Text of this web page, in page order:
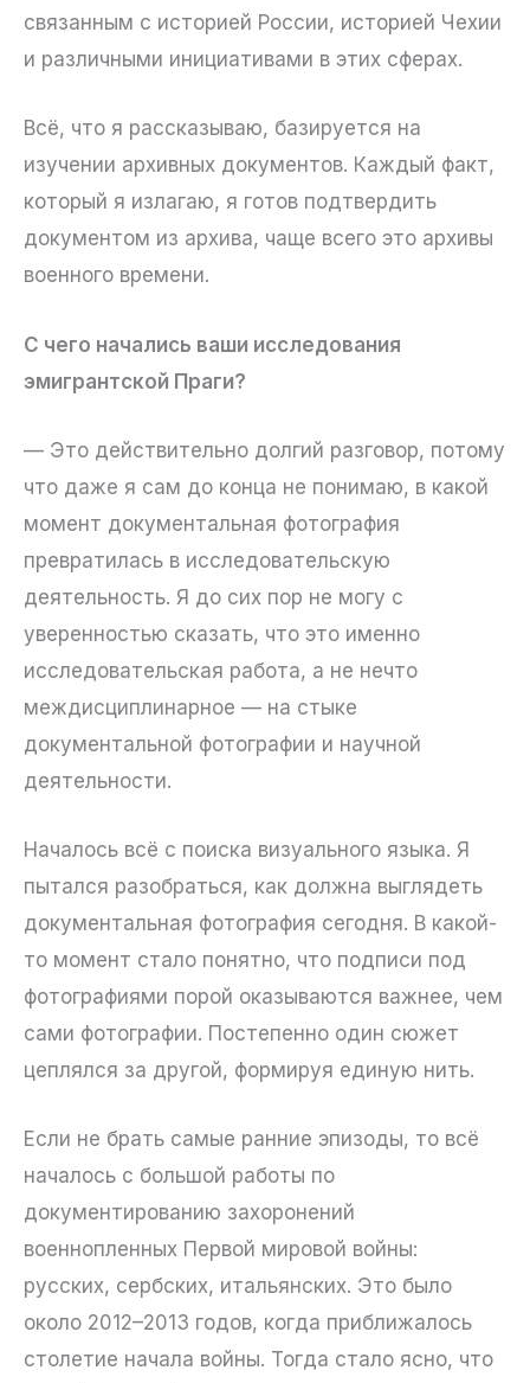
связанным с историей России, историей Чехии
и различными инициативами в этих сферах.
Всё, что я рассказываю, базируется на
изучении архивных документов. Каждый факт,
который я излагаю, я готов подтвердить
документом из архива, чаще всего это архивы
военного времени.
С чего начались ваши исследования
эмигрантской Праги?
— Это действительно долгий разговор, потому
что даже я сам до конца не понимаю, в какой
момент документальная фотография
превратилась в исследовательскую
деятельность. Я до сих пор не могу с
уверенностью сказать, что это именно
исследовательская работа, а не нечто
междисциплинарное — на стыке
документальной фотографии и научной
деятельности.
Началось всё с поиска визуального языка. Я
пытался разобраться, как должна выглядеть
документальная фотография сегодня. В какой-
то момент стало понятно, что подписи под
фотографиями порой оказываются важнее, чем
сами фотографии. Постепенно один сюжет
цеплялся за другой, формируя единую нить.
Если не брать самые ранние эпизоды, то всё
началось с большой работы по
документированию захоронений
военнопленных Первой мировой войны:
русских, сербских, итальянских. Это было
около 2012–2013 годов, когда приближалось
столетие начала войны. Тогда стало ясно, что